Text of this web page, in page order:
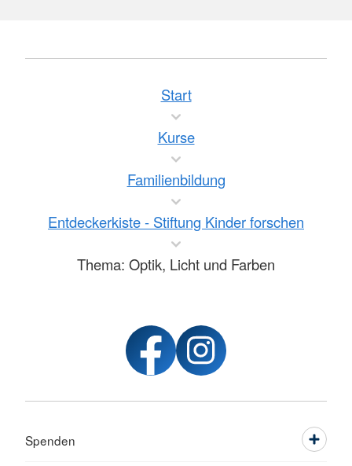
Start
Kurse
Familienbildung
Entdeckerkiste - Stiftung Kinder forschen
Thema: Optik, Licht und Farben
Spenden